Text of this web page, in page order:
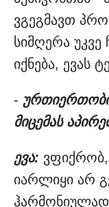
ვგეგმავთ
სიმღერა უკვე
იქნება, ევას
-
მიცემას
ევა:
იარლიყი არ